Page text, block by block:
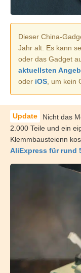
Dieser China-
Jahr alt. Es kann
oder das Gadget
aktuellsten
oder iOS , um kein
Nicht das
2.000 Teile und ein
Klemmbausteienn
AliExpress für rund